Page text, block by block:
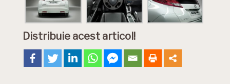
Distribuie acest articol!